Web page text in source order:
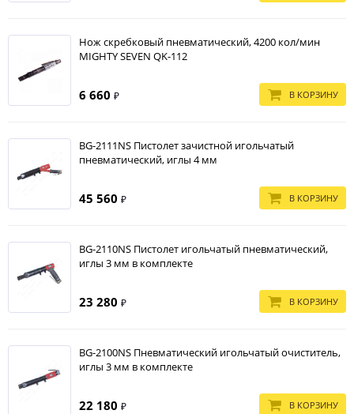
Нож скребковый пневматический, 4200 кол/мин
MIGHTY SEVEN QK-112
6 660 ₽ В КОРЗИНУ
BG-2111NS Пистолет зачистной игольчатый
пневматический, иглы 4 мм
45 560 ₽ В КОРЗИНУ
BG-2110NS Пистолет игольчатый пневматический,
иглы 3 мм в комплекте
23 280 ₽ В КОРЗИНУ
BG-2100NS Пневматический игольчатый очиститель,
иглы 3 мм в комплекте
22 180 ₽ В КОРЗИНУ